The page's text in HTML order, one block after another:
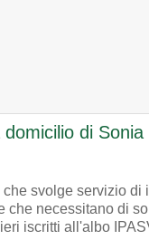
di Sonia
svolge servizio
che necessitano di
iscritti all'albo